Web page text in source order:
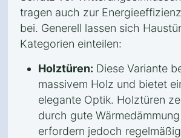
tragen auch zur
bei. Generell lassen sich
Kategorien einteilen:
Holztüren: Diese Variante
massivem Holz und bietet
elegante Optik. Holztüren
durch gute
erfordern jedoch